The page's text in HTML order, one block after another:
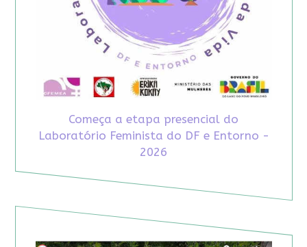
Começa a etapa presencial do
Laboratório Feminista do DF e Entorno -
2026